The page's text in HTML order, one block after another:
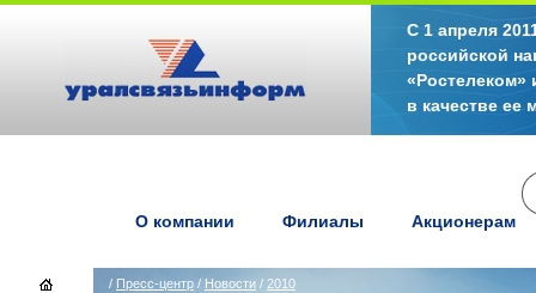
С 1 апреля
российской
«Ростелеком»
в качестве ее
О компании Филиалы Акционерам
/ Пресс-центр / Новости / 2010